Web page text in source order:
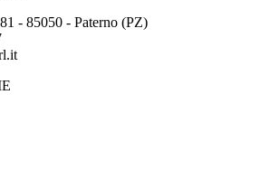
- 85050 - Paterno (PZ)